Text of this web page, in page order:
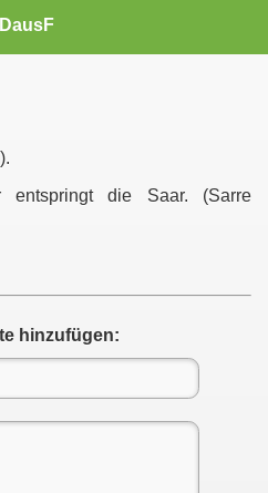
entspringt die Saar. (Sarre
hinzufügen: